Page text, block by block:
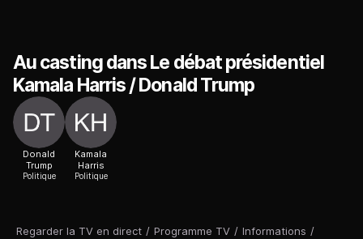
Regarder la TV en direct / Programme TV / Informations /
Au casting dans Le débat présidentiel
Kamala Harris / Donald Trump
Donald
Trump
Politique
Kamala
Harris
Politique